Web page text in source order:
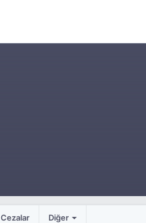
Cezalar Diğer